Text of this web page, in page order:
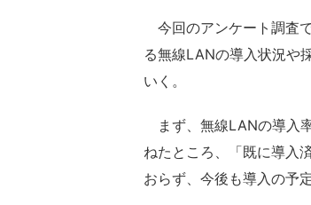
今回のアンケート調査
る無線LANの導入状況や
いく。
まず、無線LANの導入
ねたところ、「既に導入
おらず、今後も導入の予